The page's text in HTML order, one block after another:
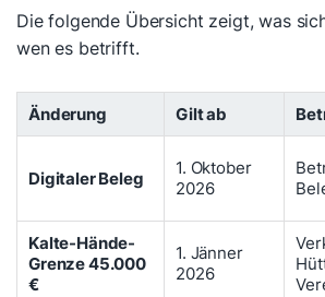
Die folgende Übersicht zeigt, was
wen es betrifft.
Änderung Gilt ab
Digitaler Beleg
1. Oktober
2026
Kalte-Hände-
Grenze 45.000
€
1. Jänner
2026